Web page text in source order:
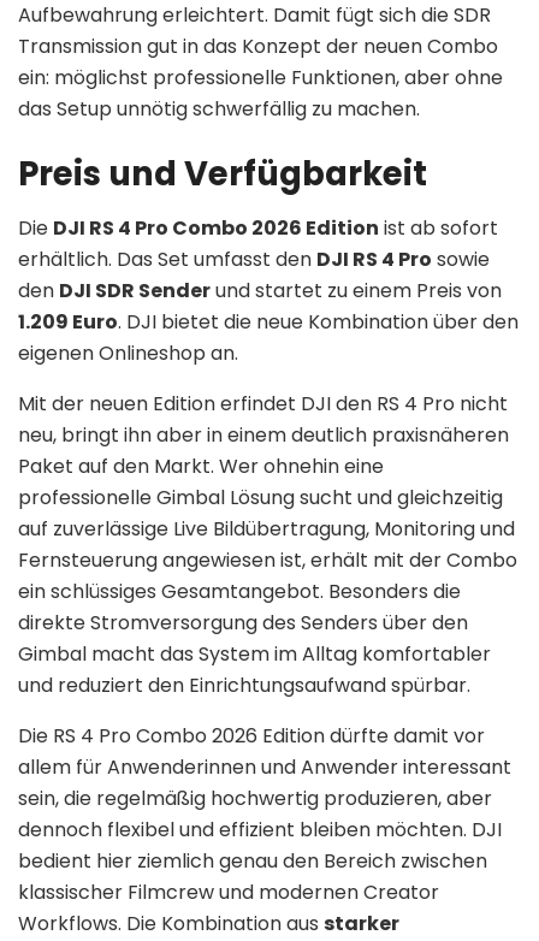
Aufbewahrung erleichtert. Damit fügt sich die SDR
Transmission gut in das Konzept der neuen Combo
ein: möglichst professionelle Funktionen, aber ohne
das Setup unnötig schwerfällig zu machen.
Preis und Verfügbarkeit
Die DJI RS 4 Pro Combo 2026 Edition ist ab sofort
erhältlich. Das Set umfasst den DJI RS 4 Pro sowie
den DJI SDR Senderund startet zu einem Preis von
1.209 Euro. DJI bietet die neue Kombination über den
eigenen Onlineshop an.
Mit der neuen Edition erfindet DJI den RS 4 Pro nicht
neu, bringt ihn aber in einem deutlich praxisnäheren
Paket auf den Markt. Wer ohnehin eine
professionelle Gimbal Lösung sucht und gleichzeitig
auf zuverlässige Live Bildübertragung, Monitoring und
Fernsteuerung angewiesen ist, erhält mit der Combo
ein schlüssiges Gesamtangebot. Besonders die
direkte Stromversorgung des Senders über den
Gimbal macht das System im Alltag komfortabler
und reduziert den Einrichtungsaufwand spürbar.
Die RS 4 Pro Combo 2026 Edition dürfte damit vor
allem für Anwenderinnen und Anwender interessant
sein, die regelmäßig hochwertig produzieren, aber
dennoch flexibel und effizient bleiben möchten. DJI
bedient hier ziemlich genau den Bereich zwischen
klassischer Filmcrew und modernen Creator
Workflows. Die Kombination aus starker